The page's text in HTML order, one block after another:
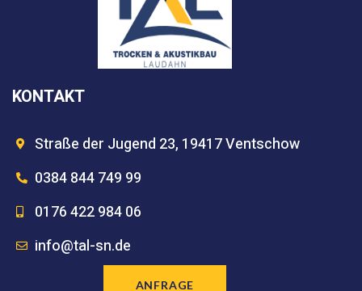
KONTAKT
Straße der Jugend 23, 19417 Ventschow
0384 844 749 99
0176 422 984 06
info@tal-sn.de
ANFRAGE